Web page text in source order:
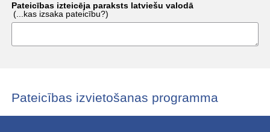
Pateicības izteicēja paraksts latviešu valodā
(...kas izsaka pateicību?)
Pateicības izvietošanas programma